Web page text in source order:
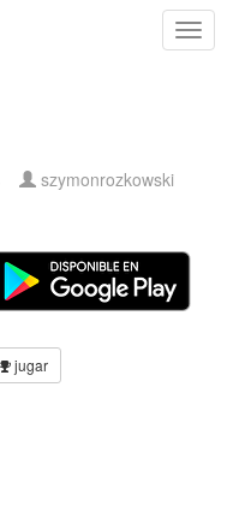
szymonrozkowski
jugar